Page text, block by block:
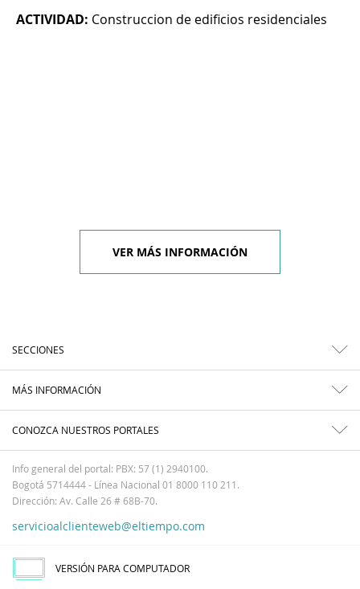
ACTIVIDAD: Construccion de edificios residenciales
VER MÁS INFORMACIÓN
SECCIONES
MÁS INFORMACIÓN
CONOZCA NUESTROS PORTALES
Info general del portal: PBX: 57 (1) 2940100.
Bogotá 5714444 - Línea Nacional 01 8000 110 211.
Dirección: Av. Calle 26 # 68B-70.
servicioalclienteweb@eltiempo.com
VERSIÓN PARA COMPUTADOR